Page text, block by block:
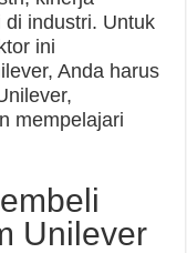
di industri. Untuk
ini
Anda harus
mempelajari
Unilever